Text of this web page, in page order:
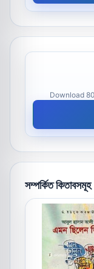
Download
সম্পর্কিত কিতাবসমূহ